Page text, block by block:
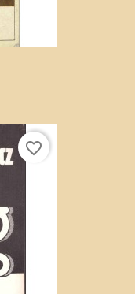
favorite_border